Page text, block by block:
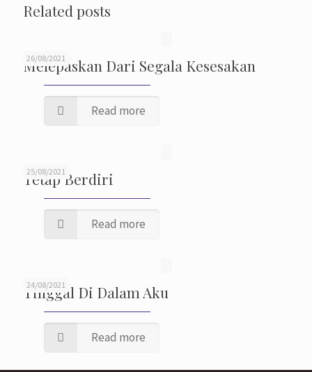
Related posts
26/08/2021
Melepaskan Dari Segala Kesesakan
Read more
25/08/2021
Tetap Berdiri
Read more
24/08/2021
Tinggal Di Dalam Aku
Read more